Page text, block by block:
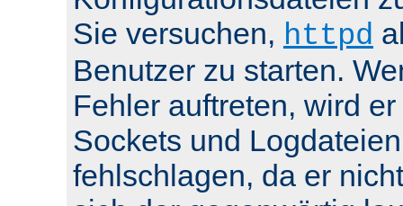
Sie versuchen, httpd
Benutzer zu starten.
Fehler auftreten, wird
Sockets und
fehlschlagen, da er